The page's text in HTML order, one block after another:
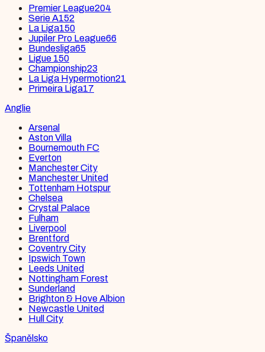
Premier League204
Serie A152
La Liga150
Jupiler Pro League66
Bundesliga65
Ligue 150
Championship23
La Liga Hypermotion21
Primeira Liga17
Anglie
Arsenal
Aston Villa
Bournemouth FC
Everton
Manchester City
Manchester United
Tottenham Hotspur
Chelsea
Crystal Palace
Fulham
Liverpool
Brentford
Coventry City
Ipswich Town
Leeds United
Nottingham Forest
Sunderland
Brighton & Hove Albion
Newcastle United
Hull City
Španělsko